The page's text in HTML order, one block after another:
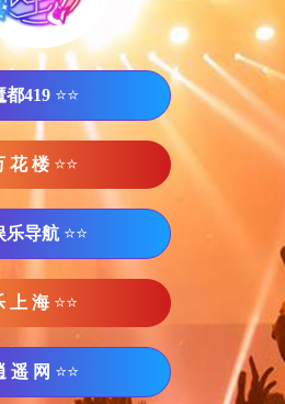
都419 ⭐⭐
花 楼 ⭐⭐
乐导航 ⭐⭐
上 海 ⭐⭐
遥 网 ⭐⭐